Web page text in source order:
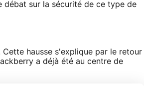
débat sur la sécurité de ce type de
hausse s'explique par le retour
a déjà été au centre de